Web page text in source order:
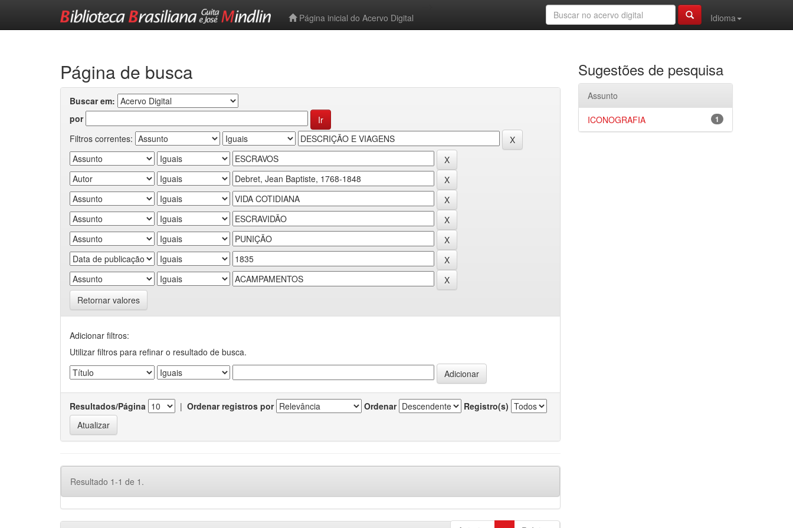
Página inicial do Acervo Digital
Idioma
Página de busca
Buscar em:
por
Filtros correntes:
Retornar valores
Adicionar filtros:
Utilizar filtros para refinar o resultado de busca.
Resultados/Página | Ordenar registros por Ordenar Registro(s)
Resultado 1-1 de 1.
Sugestões de pesquisa
Assunto
1
ICONOGRAFIA